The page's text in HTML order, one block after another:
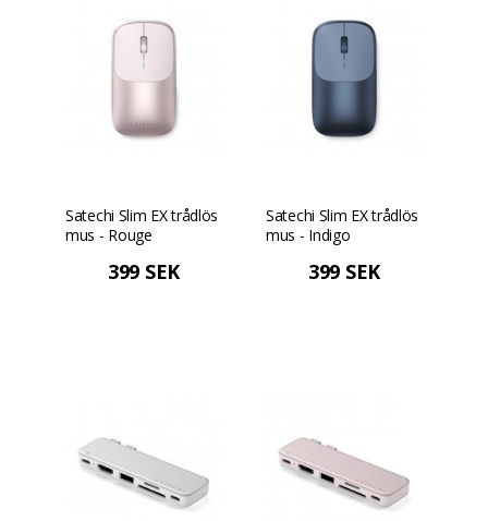
Satechi Slim EX trådlös
mus - Rouge
399 SEK
Satechi Slim EX trådlös
mus - Indigo
399 SEK